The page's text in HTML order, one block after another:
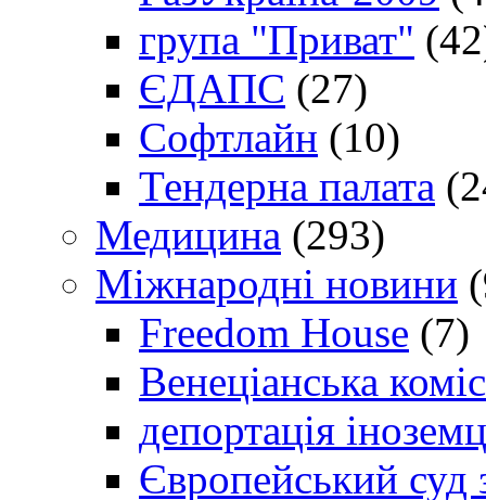
група "Приват"
ЄДАПС (27)
Софтлайн (10)
Тендерна палата
Медицина (293)
Міжнародні новини
Freedom House (7)
Венеціанська
депортація
Європейський